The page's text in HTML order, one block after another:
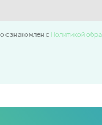
ознакомлен cПолитикой